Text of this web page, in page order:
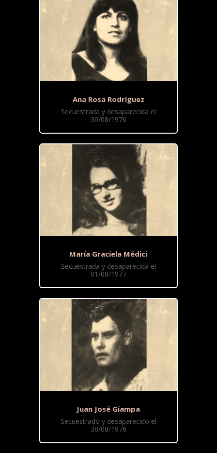
Ana Rosa Rodríguez
Secuestrada y desaparecida el
30/08/1976
María Graciela Médici
Secuestrada y desaparecida el
01/08/1977
Juan José Giampa
Secuestrado y desaparecido el
30/08/1976